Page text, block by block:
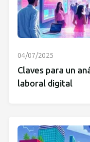
04/07/2025
Claves para un
laboral digital